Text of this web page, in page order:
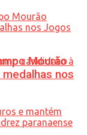
Mourão
nos